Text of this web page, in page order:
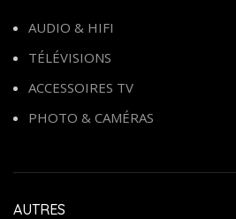
AUDIO & HIFI
TÉLÉVISIONS
ACCESSOIRES TV
PHOTO & CAMÉRAS
AUTRES